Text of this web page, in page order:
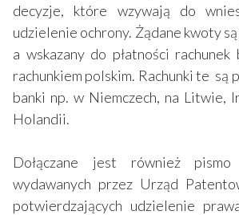
decyzje, które wzywają do
udzielenie ochrony. Żądane kwoty
a wskazany do płatności
rachunkiem polskim. Rachunki te są
banki np. w Niemczech, na Litwie,
Holandii.
Dołączane jest również
wydawanych przez Urząd
potwierdzających udzielenie